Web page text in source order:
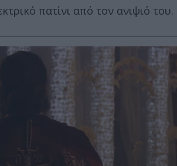
πατίνι από τον ανιψιό του.